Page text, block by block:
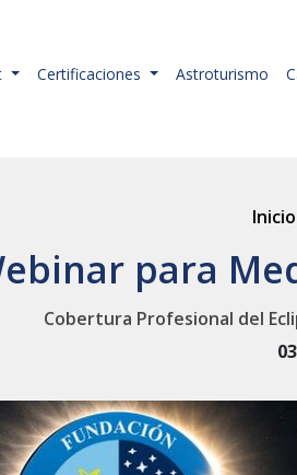
Certificaciones Astroturismo
Inicio
para
Cobertura Profesional del